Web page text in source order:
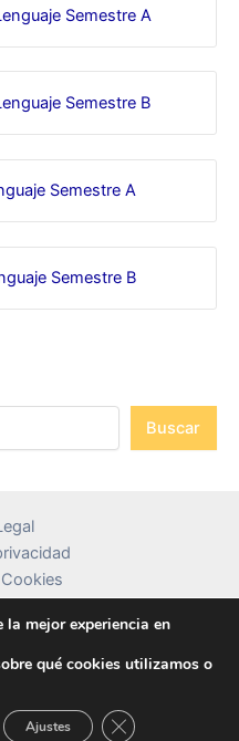
Semestre A
Semestre B
Semestre A
Semestre B
Buscar
mejor experiencia en
qué cookies utilizamos o
Ajustes Cerrar el banner